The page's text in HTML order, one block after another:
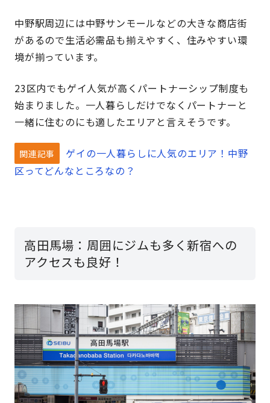
中野駅周辺には中野サンモールなどの大きな商店街
があるので生活必需品も揃えやすく、住みやすい環
境が揃っています。
23区内でもゲイ人気が高くパートナーシップ制度も
始まりました。一人暮らしだけでなくパートナーと
一緒に住むのにも適したエリアと言えそうです。
関連記事
ゲイの一人暮らしに人気のエリア！中野
区ってどんなところなの？
高田馬場：周囲にジムも多く新宿への
アクセスも良好！